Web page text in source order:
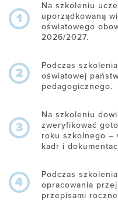
1
Na szkoleniu
uporządkowaną
oświatowego
2026/2027.
2
Podczas
oświatowej
pedagogicznego.
3
Na szkoleniu
zweryfikować
roku szkolnego –
kadr i
4
Podczas
opracowania
przepisami